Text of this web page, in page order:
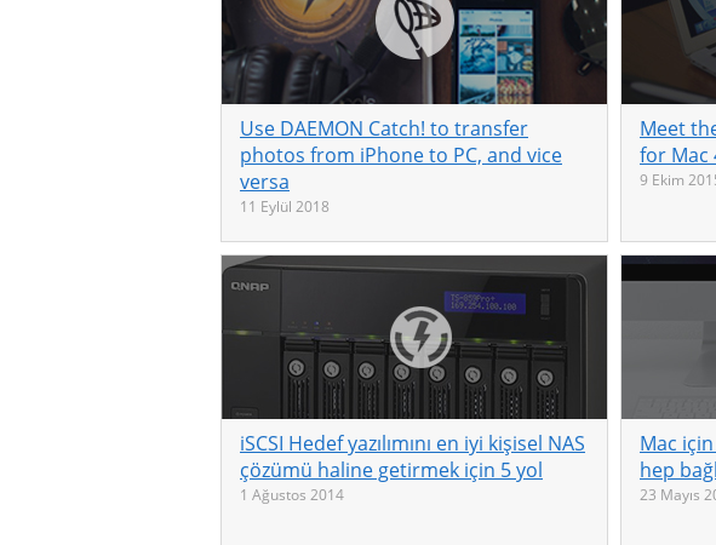
Use DAEMON Catch! to transfer
photos from iPhone to PC, and vice
versa
11 Eylül 2018
Meet
for Mac
9 Ekim
iSCSI Hedef yazılımını en iyi kişisel NAS
çözümü haline getirmek için 5 yol
1 Ağustos 2014
Mac
hep
23 Mayıs